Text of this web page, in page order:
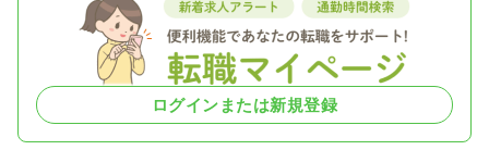
ログインまたは新規登録